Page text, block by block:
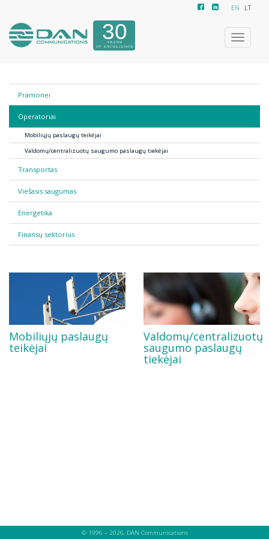
EN LT
Toggle
Pramonei
Operatoriai
Mobiliųjų paslaugų teikėjai
Valdomų/centralizuotų saugumo paslaugų tiekėjai
Transportas
Viešasis saugumas
Energetika
Finansų sektorius
Mobiliųjų paslaugų
teikėjai
Valdomų/centralizuotų
saugumo paslaugų
tiekėjai
© 1996 – 2026, DAN Communications